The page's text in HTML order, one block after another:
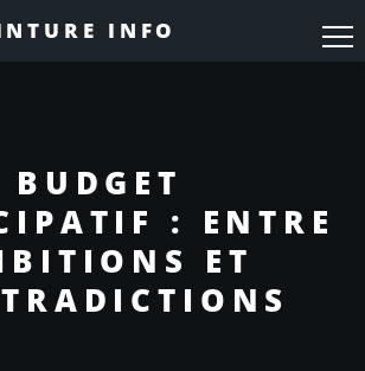
INFO
BUDGET
: ENTRE
ET